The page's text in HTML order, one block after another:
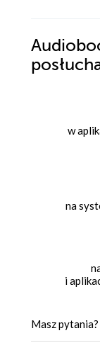
w
na
i
Masz